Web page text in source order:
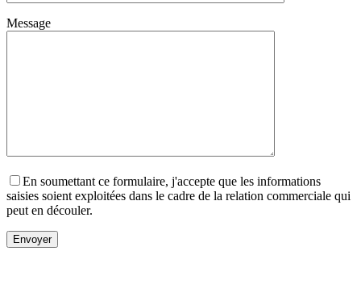
Message
En soumettant ce formulaire, j'accepte que les informations
saisies soient exploitées dans le cadre de la relation commerciale qui
peut en découler.